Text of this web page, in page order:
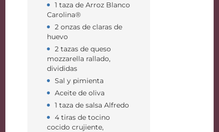
1 taza de Arroz Blanco
Carolina®
2 onzas de claras de
huevo
2 tazas de queso
mozzarella rallado,
divididas
Sal y pimienta
Aceite de oliva
1 taza de salsa Alfredo
4 tiras de tocino
cocido crujiente,